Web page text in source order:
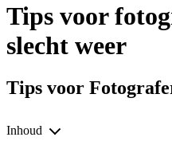
Tips voor
slecht weer
Tips voor
Inhoud